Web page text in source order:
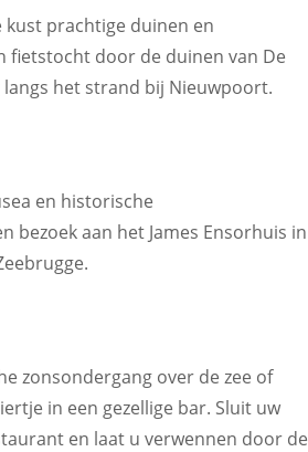
prachtige duinen en
fietstocht door de duinen van De
het strand bij Nieuwpoort.
en historische
bezoek aan het James Ensorhuis in
zonsondergang over de zee of
in een gezellige bar. Sluit uw
en laat u verwennen door de